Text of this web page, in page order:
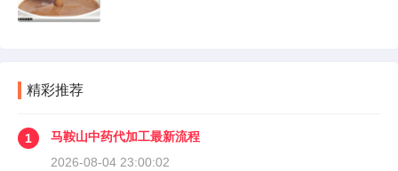
精彩推荐
1
马鞍山中药代加工最新流程
2026-08-04 23:00:02